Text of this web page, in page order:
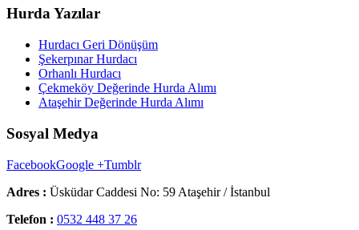
Hurda Yazılar
Hurdacı Geri Dönüşüm
Şekerpınar Hurdacı
Orhanlı Hurdacı
Çekmeköy Değerinde Hurda Alımı
Ataşehir Değerinde Hurda Alımı
Sosyal Medya
FacebookGoogle +Tumblr
Adres : Üsküdar Caddesi No: 59 Ataşehir / İstanbul
Telefon : 0532 448 37 26